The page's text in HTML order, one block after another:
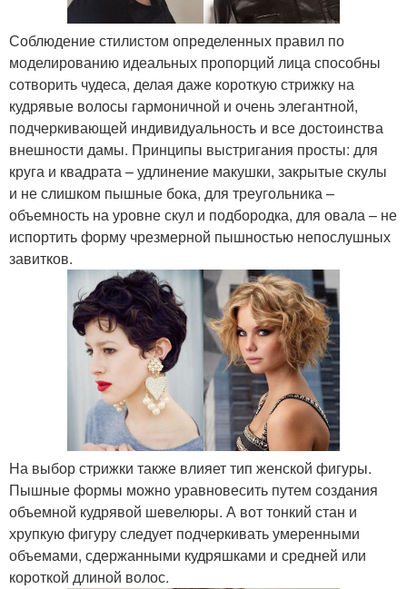
Соблюдение стилистом определенных правил по
моделированию идеальных пропорций лица способны
сотворить чудеса, делая даже короткую стрижку на
кудрявые волосы гармоничной и очень элегантной,
подчеркивающей индивидуальность и все достоинства
внешности дамы. Принципы выстригания просты: для
круга и квадрата – удлинение макушки, закрытые скулы
и не слишком пышные бока, для треугольника –
объемность на уровне скул и подбородка, для овала – не
испортить форму чрезмерной пышностью непослушных
завитков.
На выбор стрижки также влияет тип женской фигуры.
Пышные формы можно уравновесить путем создания
объемной кудрявой шевелюры. А вот тонкий стан и
хрупкую фигуру следует подчеркивать умеренными
объемами, сдержанными кудряшками и средней или
короткой длиной волос.